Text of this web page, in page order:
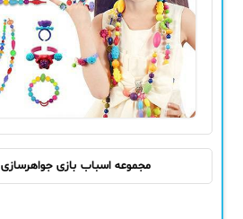
مجموعه اسباب بازی جواهرسازی